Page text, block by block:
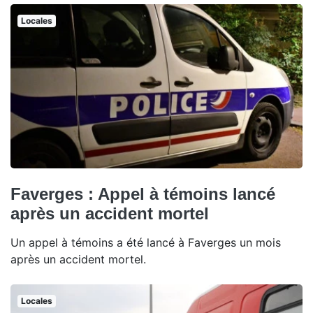
Locales
Faverges : Appel à témoins lancé
après un accident mortel
Un appel à témoins a été lancé à Faverges un mois
après un accident mortel.
Locales